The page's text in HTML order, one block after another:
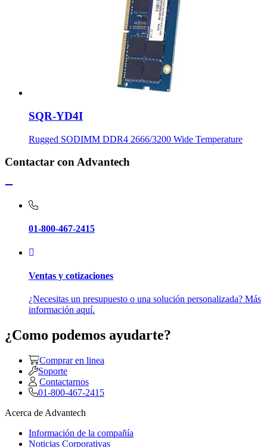
SQR-YD4I
Rugged SODIMM DDR4 2666/3200 Wide Temperature
Contactar con Advantech
01-800-467-2415
Ventas y cotizaciones
¿Necesitas un presupuesto o una solución personalizada? Más
información aquí.
¿Como podemos ayudarte?
Comprar en linea
Soporte
Contactarnos
01-800-467-2415
Acerca de Advantech
Información de la compañía
Noticias Corporativas